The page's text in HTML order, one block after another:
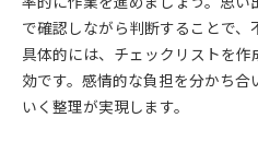
貴重品や思い出品の
遺品整理後の整理整
東京の遺品整理で役立
大切な思い出を守る遺品整
で確認しながら判断することで、
具体的には、チェックリストを
効です。感情的な負担を分かち
いく整理が実現します。